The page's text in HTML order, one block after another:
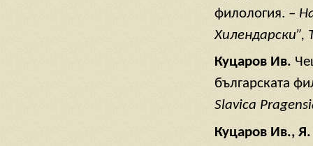
филология. –
Хилендарски”,
Куцаров Ив.
българската
Slavica
Куцаров Ив.,